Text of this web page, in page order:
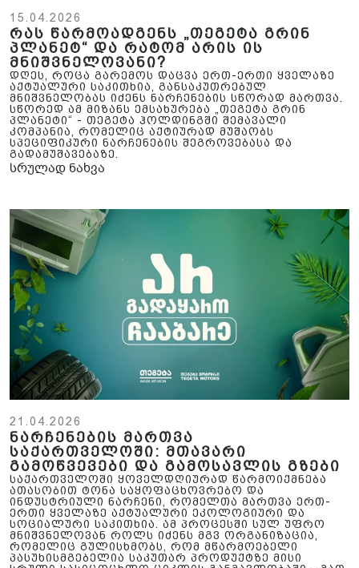
15.04.2026
რას წარმოადგენს „თეგეტა გრინ
პლანეტ“ და რატომ არის ის
მნიშვნელოვანი?
დღეს, როცა გარემოს დაცვა ერთ-ერთი ყველაზე
აქტუალური საკითხია, განსაკუთრებულ
მნიშვნელობას იძენს ნარჩენების სწორად მართვა.
სწორედ ამ მიზანს ემსახურება „თეგეტა გრინ
პლანეტი“ - თეგეტა ჰოლდინგში შემავალი
კომპანია, რომელიც აქტიურად მუშაობს
სპეციფიკური ნარჩენების შეგროვებასა და
გადამუშავებაზე.
სრულად ნახვა
21.04.2026
ნარჩენების მართვა
საქართველოში: მთავარი
გამოწვევები და გამოსავლის გზები
საქართველოში ყოველდღიურად წარმოიქმნება
ათასობით ტონა საყოფაცხოვრებო და
ინდუსტრიული ნარჩენი, რომელთა მართვა ერთ-
ერთი ყველაზე აქტუალური ეკოლოგიური და
სოციალური საკითხია. ამ პროცესში სულ უფრო
მნიშვნელოვან როლს იძენს მგვ ორგანიზაცია,
რომელიც გულისხმობს, რომ მწარმოებელი
პასუხისმგებელია საკუთარ პროდუქტზე მისი